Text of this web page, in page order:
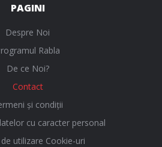
PAGINI
Despre Noi
Rabla
De ce Noi?
Contact
și condiții
cu caracter personal
utilizare Cookie-uri